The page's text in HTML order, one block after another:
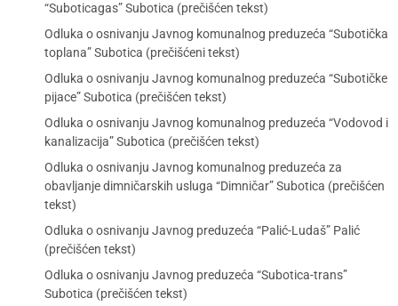
“Suboticagas” Subotica (prečišćen tekst)
Odluka o osnivanju Javnog komunalnog preduzeća “Subotička
toplana” Subotica (prečišćeni tekst)
Odluka o osnivanju Javnog komunalnog preduzeća “Subotičke
pijace” Subotica (prečišćen tekst)
Odluka o osnivanju Javnog komunalnog preduzeća “Vodovod i
kanalizacija” Subotica (prečišćen tekst)
Odluka o osnivanju Javnog komunalnog preduzeća za
obavljanje dimničarskih usluga “Dimničar” Subotica (prečišćen
tekst)
Odluka o osnivanju Javnog preduzeća “Palić-Ludaš” Palić
(prečišćen tekst)
Odluka o osnivanju Javnog preduzeća “Subotica-trans”
Subotica (prečišćen tekst)